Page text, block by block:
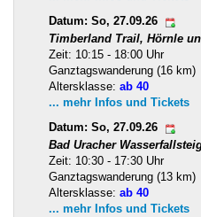
Datum: So, 27.09.26
Timberland Trail, Hörnle
Zeit: 10:15 - 18:00 Uhr
Ganztagswanderung (16 km)
Altersklasse: ab 40
... mehr Infos und Tickets
Datum: So, 27.09.26
Bad Uracher
Zeit: 10:30 - 17:30 Uhr
Ganztagswanderung (13 km)
Altersklasse: ab 40
... mehr Infos und Tickets